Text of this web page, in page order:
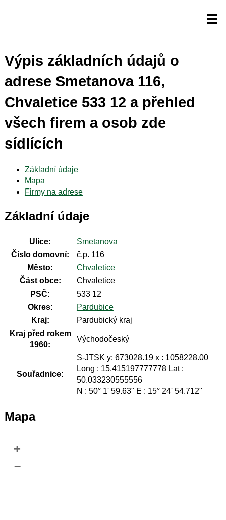
Výpis základních údajů o
adrese Smetanova 116,
Chvaletice 533 12 a přehled
všech firem a osob zde
sídlících
Základní údaje
Mapa
Firmy na adrese
Základní údaje
Ulice:
Smetanova
Číslo domovní:
č.p. 116
Město:
Chvaletice
Část obce:
Chvaletice
PSČ:
533 12
Okres:
Pardubice
Kraj:
Pardubický kraj
Kraj před rokem
1960:
Východočeský
Souřadnice:
S-JTSK y: 673028.19 x : 1058228.00
Long : 15.415197777778 Lat :
50.033230555556
N : 50° 1' 59.63" E : 15° 24' 54.712"
Mapa
+
–